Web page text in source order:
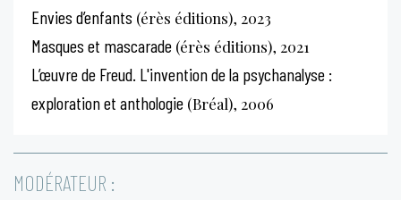
Envies d’enfants (érès éditions), 2023
Masques et mascarade (érès éditions), 2021
L’œuvre de Freud. L'invention de la psychanalyse :
exploration et anthologie (Bréal), 2006
MODÉRATEUR :